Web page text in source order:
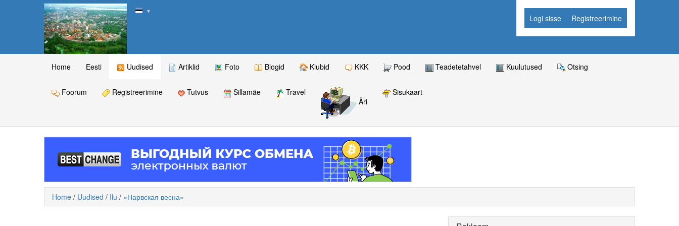
▼
Logi sisse Registreerimine
Home Eesti Uudised Artiklid Foto Blogid Klubid KKK Pood Teadetetahvel Kuulutused Otsing
Foorum Registreerimine Tutvus Sillamäe
Travel
Äri
Sisukaart
Home / Uudised / Ilu / «Нарвская весна»